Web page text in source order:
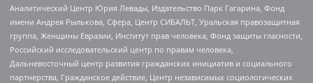
Аналитический Центр Юрия Левады, Издательство Парк Гагарина, Фонд
имени Андрея Рылькова, Сфера, Центр СИБАЛЬТ, Уральская правозащитная
группа, Женщины Евразии, Институт прав человека, Фонд защиты гласности,
Российский исследовательский центр по правам человека,
Дальневосточный центр развития гражданских инициатив и социального
партнерства, Гражданское действие, Центр независимых социологических